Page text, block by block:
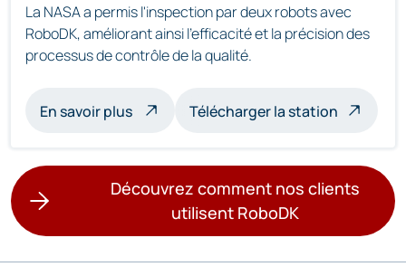
La NASA a permis l'inspection par deux robots avec
RoboDK, améliorant ainsi l'efficacité et la précision des
processus de contrôle de la qualité.
En savoir plusà propos de l'inspection multi-robots
Télécharger la station
Découvrez comment nos clients
utilisent RoboDK